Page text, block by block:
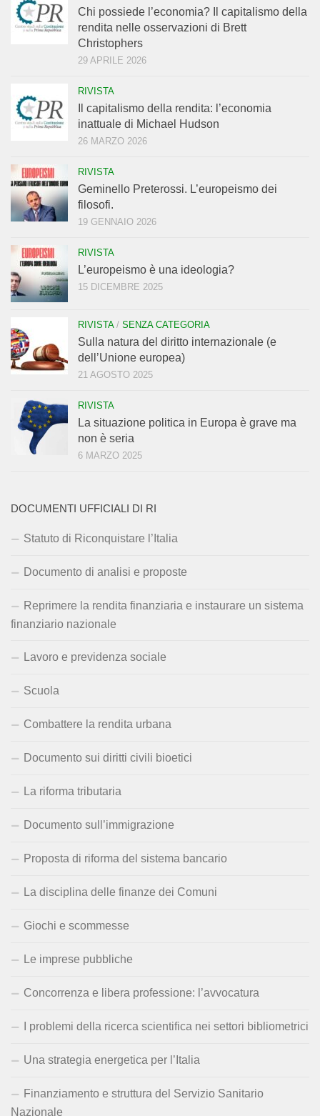
Chi possiede l’economia? Il capitalismo della
rendita nelle osservazioni di Brett
Christophers
29 APRILE 2026
RIVISTA
Il capitalismo della rendita: l’economia
inattuale di Michael Hudson
26 MARZO 2026
RIVISTA
Geminello Preterossi. L’europeismo dei
filosofi.
19 GENNAIO 2026
RIVISTA
L’europeismo è una ideologia?
15 DICEMBRE 2025
RIVISTA/ SENZA CATEGORIA
Sulla natura del diritto internazionale (e
dell’Unione europea)
21 AGOSTO 2025
RIVISTA
La situazione politica in Europa è grave ma
non è seria
6 MARZO 2025
DOCUMENTI UFFICIALI DI RI
Statuto di Riconquistare l’Italia
Documento di analisi e proposte
Reprimere la rendita finanziaria e instaurare un sistema
finanziario nazionale
Lavoro e previdenza sociale
Scuola
Combattere la rendita urbana
Documento sui diritti civili bioetici
La riforma tributaria
Documento sull’immigrazione
Proposta di riforma del sistema bancario
La disciplina delle finanze dei Comuni
Giochi e scommesse
Le imprese pubbliche
Concorrenza e libera professione: l’avvocatura
I problemi della ricerca scientifica nei settori bibliometrici
Una strategia energetica per l’Italia
Finanziamento e struttura del Servizio Sanitario
Nazionale